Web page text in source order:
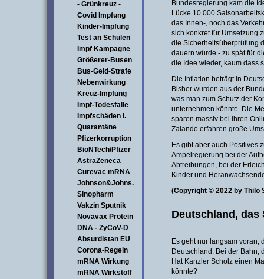
- Grünkreuz -
Covid Impfung
Kinder-Impfung
Test an Schulen
Impf Kampagne
Größerer-Busen
Bus-Geld-Strafe
Nebenwirkung
Kreuz-Impfung
Impf-Todesfälle
Impfschäden I.
Quarantäne
Pfizerkorruption
BioNTech/Pfizer
AstraZeneca
Curevac mRNA
Johnson&Johns.
Sinopharm
Vakzin Sputnik
Novavax Protein
DNA - ZyCoV-D
Absurdistan EU
Corona-Regeln
mRNA Wirkung
mRNA Wirkstoff
Bundesregierung kam die
Lücke 10.000
das Innen-, noch das
sich konkret für Umsetzung
die Sicherheitsüberprüfung
dauern würde - zu spät für
die Idee wieder, kaum dass
Die Inflation beträgt in
Bisher wurden aus der
was man zum Schutz der
unternehmen könnte. Die
sparen massiv bei ihren
Zalando erfahren große
Es gibt aber auch Positives
Ampelregierung bei der
Abtreibungen, bei der
Kinder und
(Copyright © 2022 by Thilo
Deutschland,
Es geht nur langsam voran,
Deutschland. Bei der Bahn,
Hat Kanzler Scholz einen
könnte?